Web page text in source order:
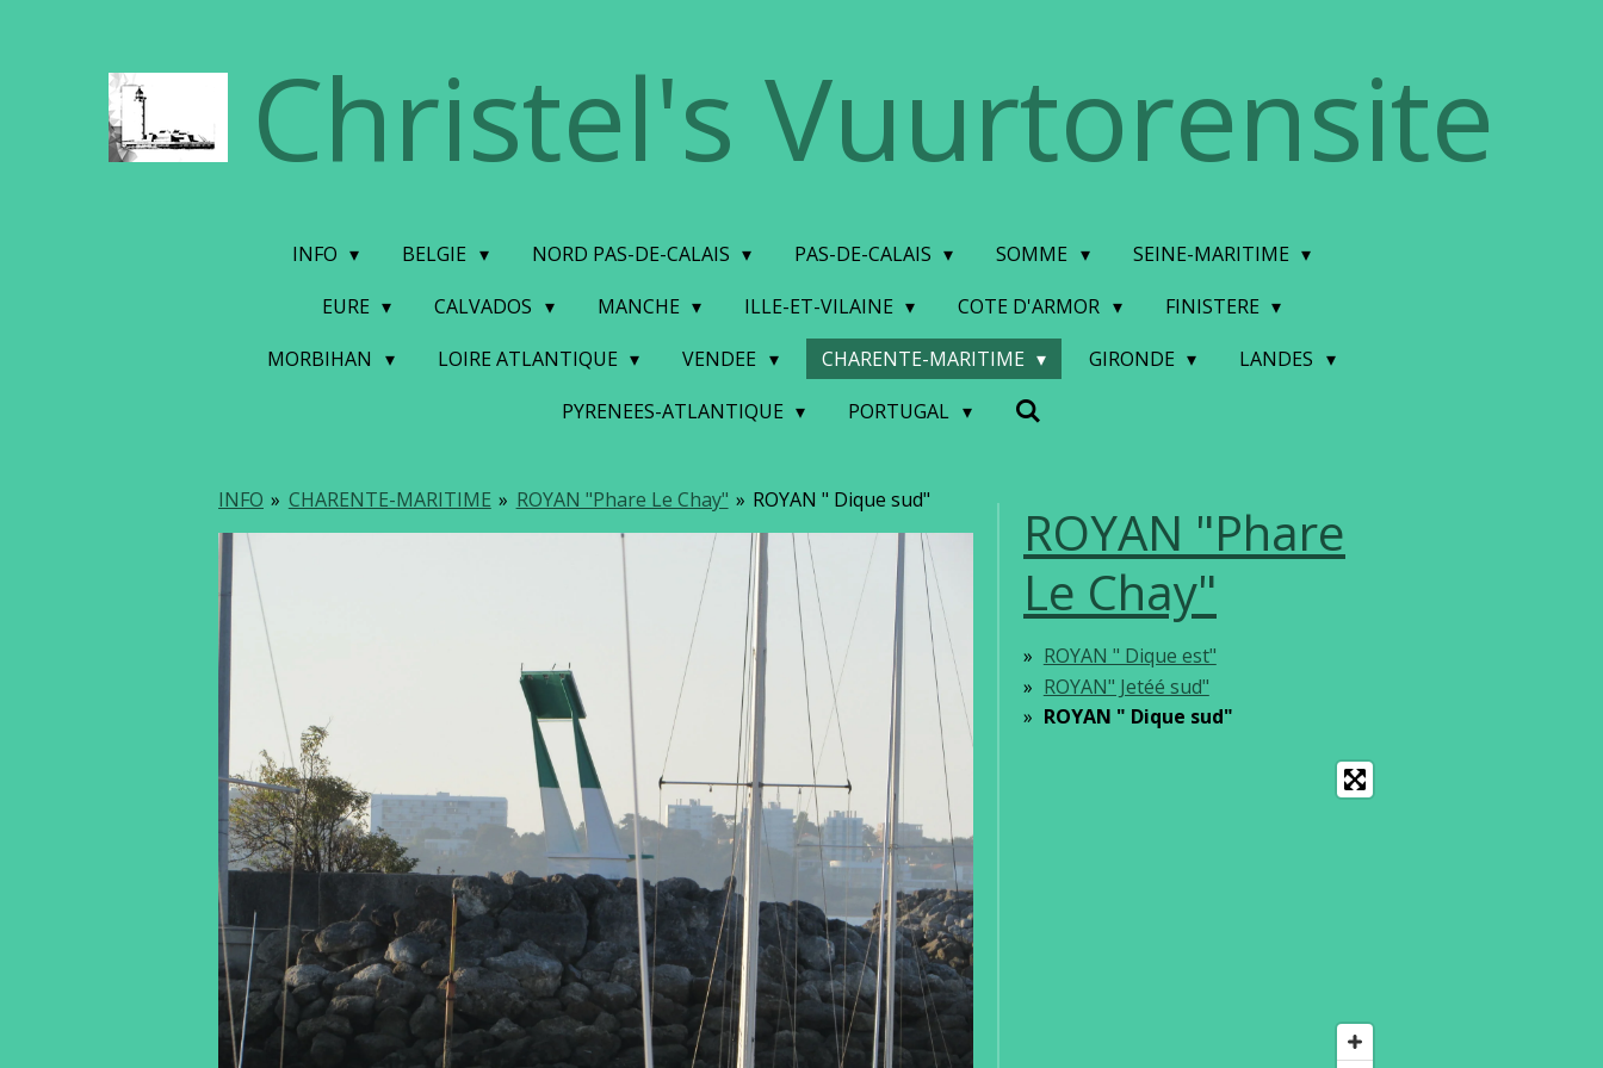
hoofdinhoud
Christel's Vuurtorensite
INFO BELGIE NORD PAS-DE-CALAIS PAS-DE-CALAIS SOMME
SEINE-MARITIME
EURE
CALVADOS MANCHE ILLE-ET-VILAINE COTE D'ARMOR
FINISTERE
MORBIHAN
LOIRE ATLANTIQUE VENDEE CHARENTE-MARITIME GIRONDE
LANDES
PYRENEES-ATLANTIQUE
PORTUGAL
INFO » CHARENTE-MARITIME » ROYAN "Phare Le Chay" » ROYAN " Dique sud"
ROYAN "Phare
Le Chay"
ROYAN " Dique est"
ROYAN" Jetéé sud"
ROYAN " Dique sud"